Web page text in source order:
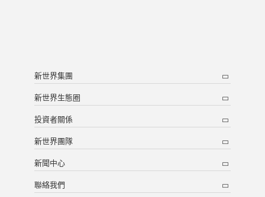
新世界集團
新世界生態圈
投資者關係
新世界團隊
新聞中心
聯絡我們